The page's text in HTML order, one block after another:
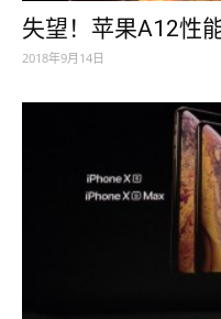
失望！苹果A12性
2018年9月14日